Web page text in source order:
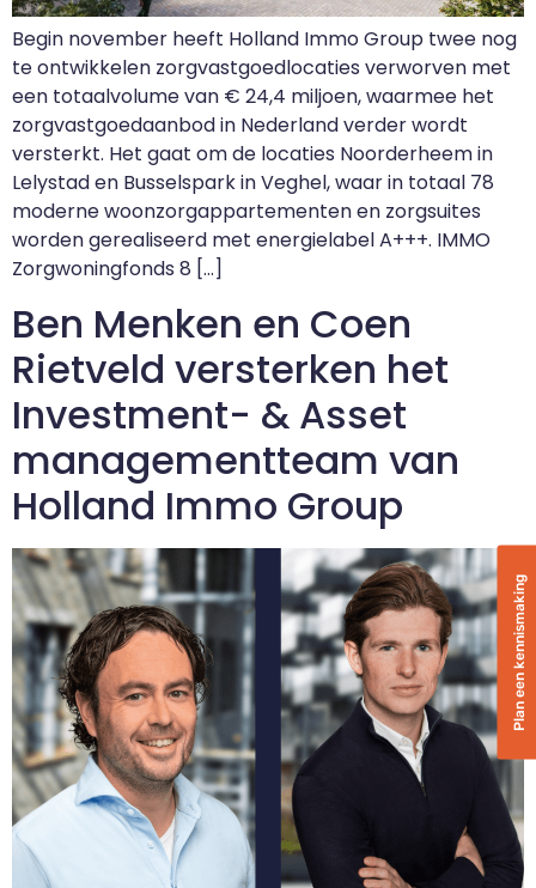
Plan een kennismaking
Begin november heeft Holland Immo Group twee nog
te ontwikkelen zorgvastgoedlocaties verworven met
een totaalvolume van € 24,4 miljoen, waarmee het
zorgvastgoedaanbod in Nederland verder wordt
versterkt. Het gaat om de locaties Noorderheem in
Lelystad en Busselspark in Veghel, waar in totaal 78
moderne woonzorgappartementen en zorgsuites
worden gerealiseerd met energielabel A+++. IMMO
Zorgwoningfonds 8 […]
Ben Menken en Coen
Rietveld versterken het
Investment- & Asset
managementteam van
Holland Immo Group